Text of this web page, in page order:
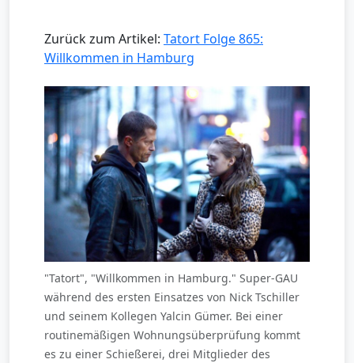
Zurück zum Artikel: Tatort Folge 865:
Willkommen in Hamburg
"Tatort", "Willkommen in Hamburg." Super-GAU
während des ersten Einsatzes von Nick Tschiller
und seinem Kollegen Yalcin Gümer. Bei einer
routinemäßigen Wohnungsüberprüfung kommt
es zu einer Schießerei, drei Mitglieder des